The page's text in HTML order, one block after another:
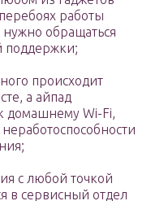
работы
обращаться
поддержки;
происходит
а айпад
домашнему Wi-Fi,
с любой точкой
в сервисный отдел